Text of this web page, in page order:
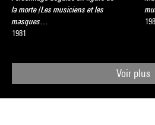
la morte (Les musiciens et les
masques…
1981
Voir plus